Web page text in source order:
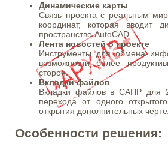
Динамические карты
Связь проекта с реальным
координат, которая вводит
пространство AutoCAD.
Лента новостей о проекте
Инструменты для обмена
возможности более
сторон.
Вкладки файлов
Вкладки файлов в САПР для
перехода от одного
открытия дополнительных
Особенности решения: